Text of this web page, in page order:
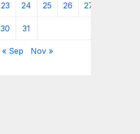
23 24 25 26 27
30 31
« Sep Nov »